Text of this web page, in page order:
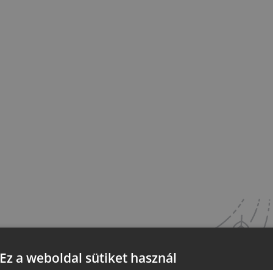
Ez a weboldal sütiket használ